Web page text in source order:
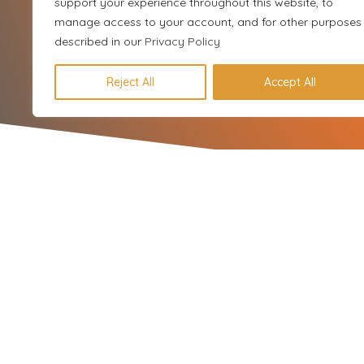
manage access to your account, and for other purposes
described in our Privacy Policy
Reject All Accept All